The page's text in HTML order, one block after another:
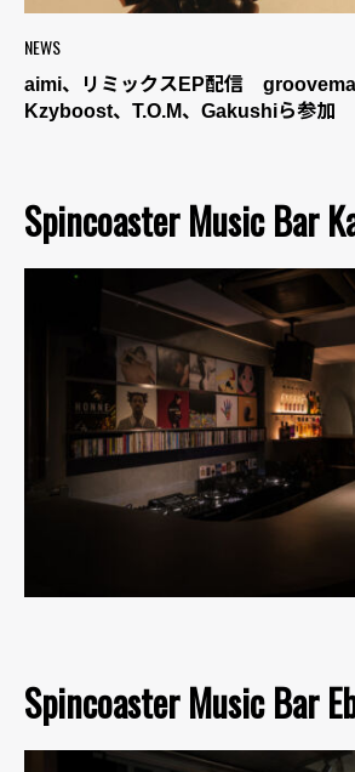
NEWS
aimi、リミックスEP配信
Kzyboost、T.O.M、Gakushiら参加
Spincoaster Music Bar
Spincoaster Music Bar